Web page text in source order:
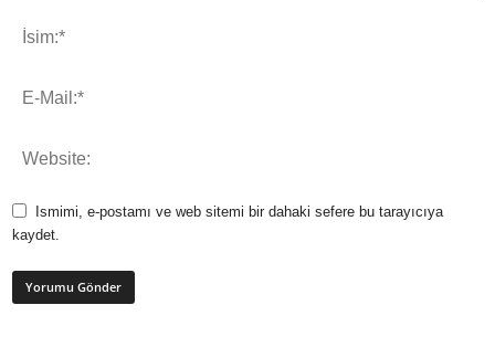
Ismimi, e-postamı ve web sitemi bir dahaki sefere bu tarayıcıya
kaydet.